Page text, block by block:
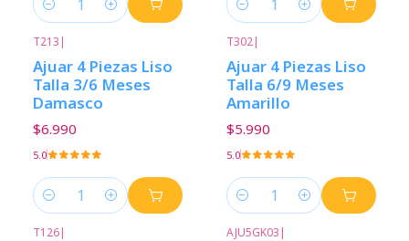
Cantidad Cantidad
T213 |
Ajuar 4 Piezas Liso
Talla 3/6 Meses
Damasco
$6.990
5.0
Cantidad
T302|
Ajuar 4 Piezas Liso
Talla 6/9 Meses
Amarillo
$5.990
5.0
Cantidad
T126| AJU5GK03 |